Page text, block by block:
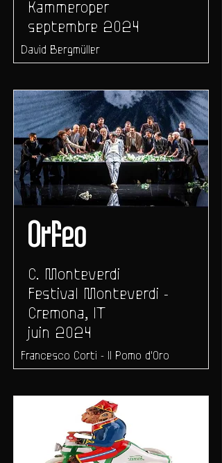
Kammeroper
septembre 2024
David Bergmüller
Orfeo
C. Monteverdi
Festival Monteverdi -
Cremona, IT
juin 2024
Francesco Corti - Il Pomo d'Oro